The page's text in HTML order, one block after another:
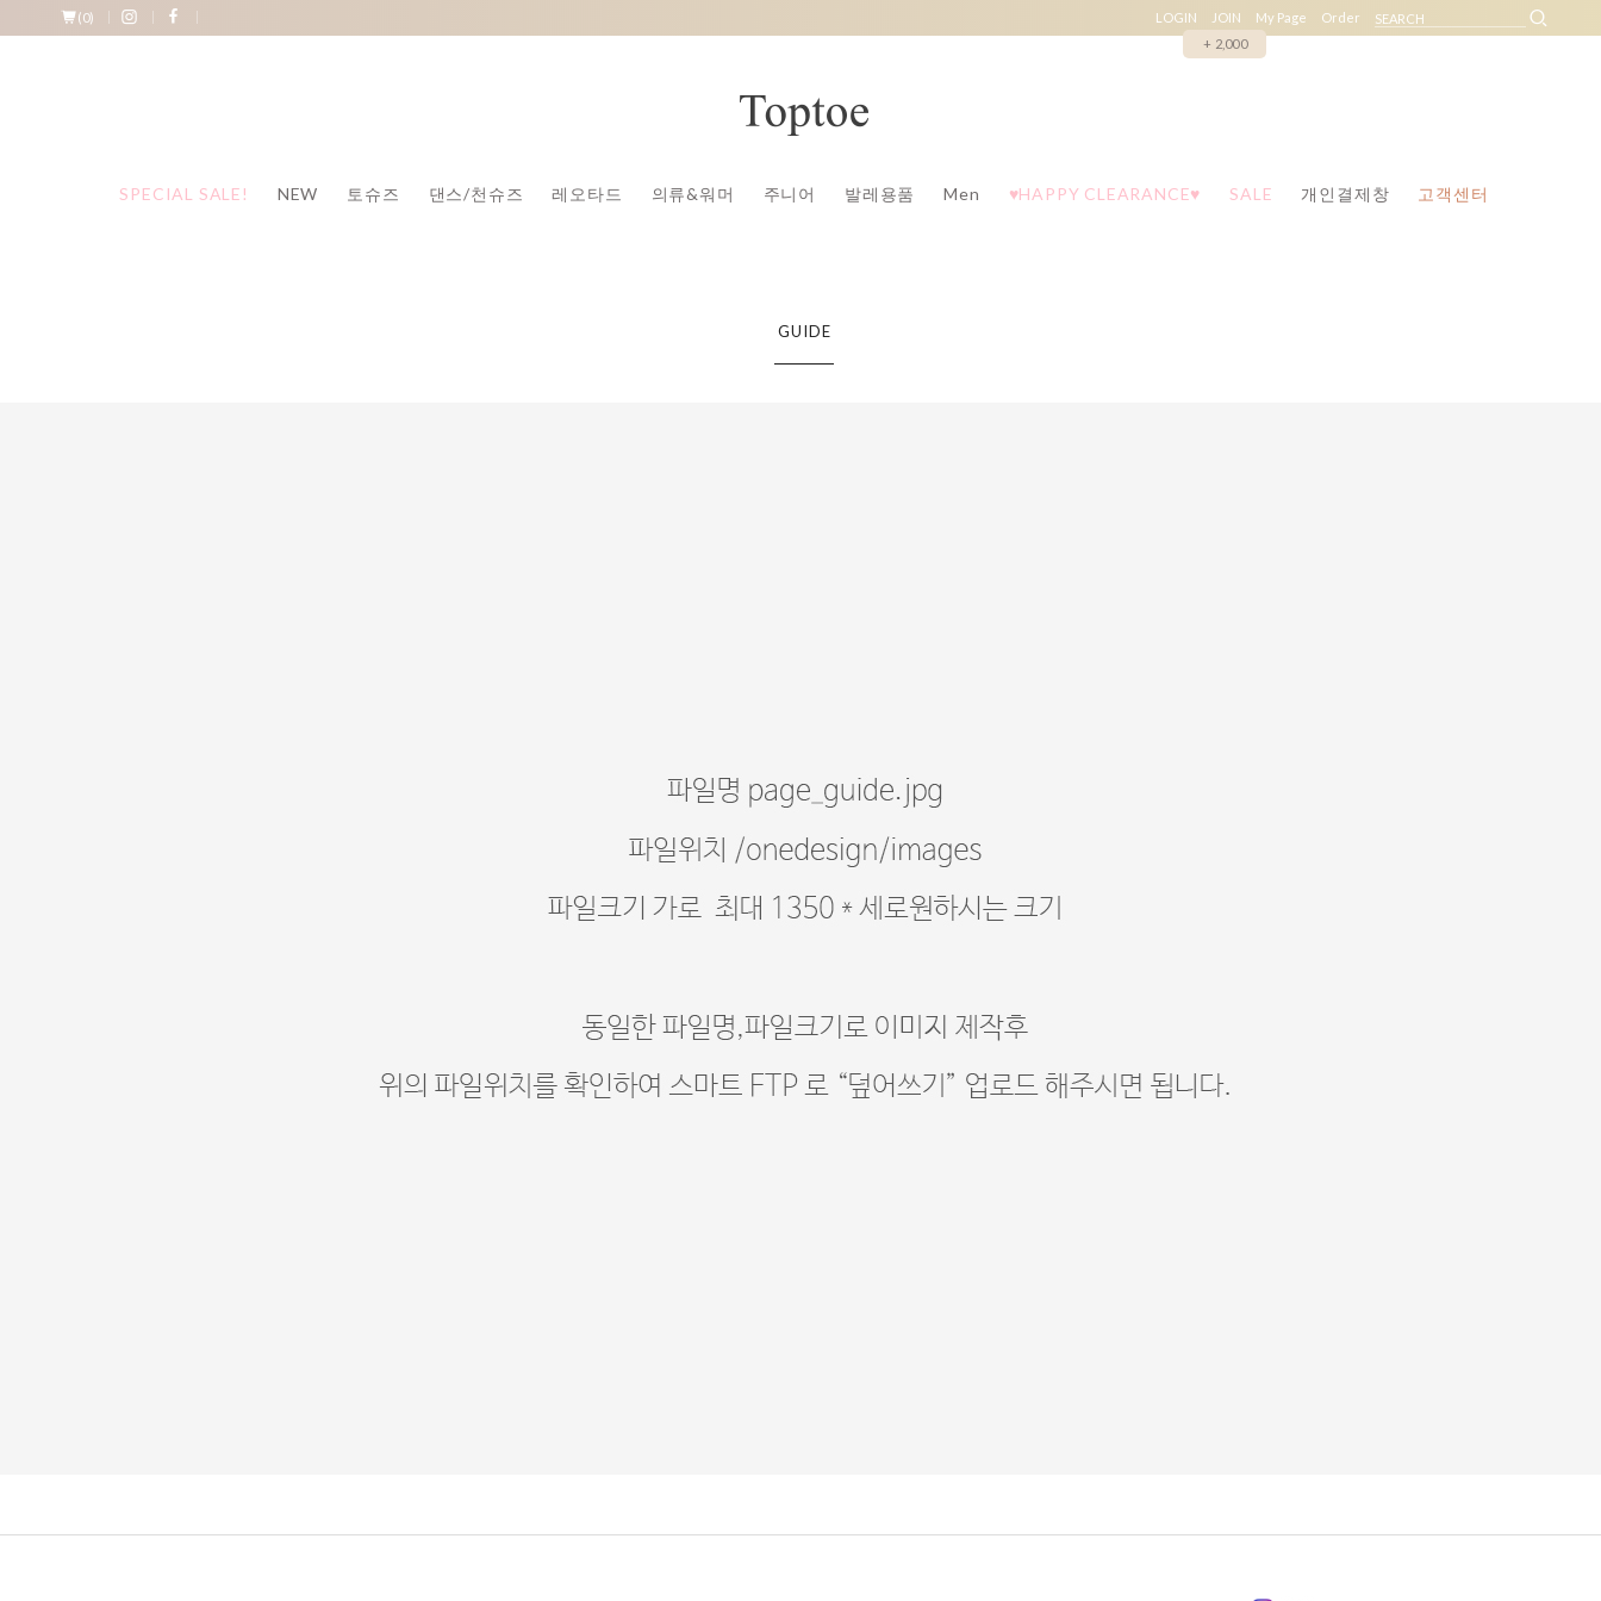
(0) LOGIN
JOIN
+ 2,000
My Page Order
SPECIAL SALE! NEW 토슈즈 댄스/천슈즈 레오타드 의류&워머 주니어 발레용품 Men ♥HAPPY CLEARANCE♥ SALE 개인결제창 고객센터
GUIDE